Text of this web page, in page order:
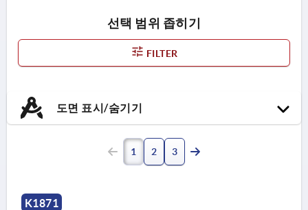
선택 범위 좁히기
FILTER
도면 표시/숨기기
1 2 3
K1871